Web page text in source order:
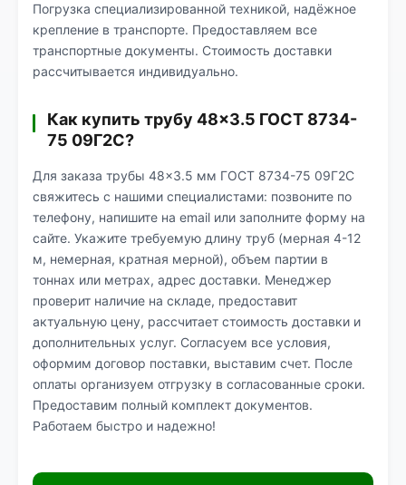
Погрузка специализированной техникой, надёжное
крепление в транспорте. Предоставляем все
транспортные документы. Стоимость доставки
рассчитывается индивидуально.
Как купить трубу 48×3.5 ГОСТ 8734-
75 09Г2С?
Для заказа трубы 48×3.5 мм ГОСТ 8734-75 09Г2С
свяжитесь с нашими специалистами: позвоните по
телефону, напишите на email или заполните форму на
сайте. Укажите требуемую длину труб (мерная 4-12
м, немерная, кратная мерной), объем партии в
тоннах или метрах, адрес доставки. Менеджер
проверит наличие на складе, предоставит
актуальную цену, рассчитает стоимость доставки и
дополнительных услуг. Согласуем все условия,
оформим договор поставки, выставим счет. После
оплаты организуем отгрузку в согласованные сроки.
Предоставим полный комплект документов.
Работаем быстро и надежно!